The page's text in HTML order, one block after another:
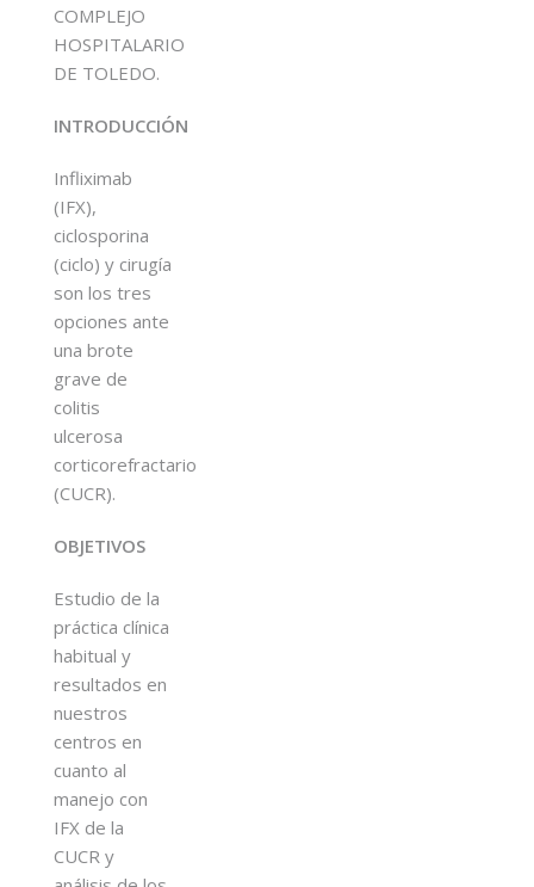
COMPLEJO
HOSPITALARIO
DE TOLEDO.
INTRODUCCIÓN
Infliximab
(IFX),
ciclosporina
(ciclo) y cirugía
son los tres
opciones ante
una brote
grave de
colitis
ulcerosa
corticorefractario
(CUCR).
OBJETIVOS
Estudio de la
práctica clínica
habitual y
resultados en
nuestros
centros en
cuanto al
manejo con
IFX de la
CUCR y